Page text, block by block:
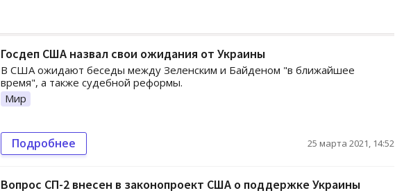
Госдеп США назвал свои ожидания от Украины
В США ожидают беседы между Зеленским и Байденом "в ближайшее
время", а также судебной реформы.
Мир
Подробнее 25 марта 2021, 14:52
Вопрос СП-2 внесен в законопроект США о поддержке Украины